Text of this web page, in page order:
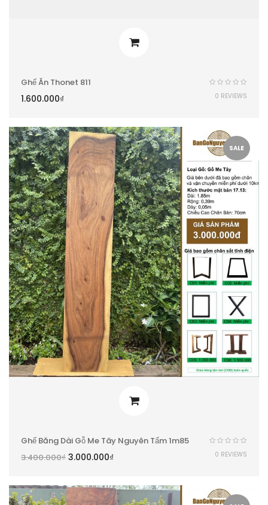
Ghế Ăn Thonet 811
1.600.000₫ 0 REVIEWS
SALE
Ghế Băng Dài Gỗ Me Tây Nguyên Tấm 1m85
3.400.000₫ 3.000.000₫ 0 REVIEWS